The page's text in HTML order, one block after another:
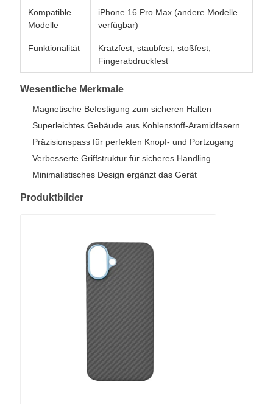
Kompatible
Modelle
iPhone 16 Pro Max (andere Modelle
verfügbar)
Funktionalität
Kratzfest, staubfest, stoßfest,
Fingerabdruckfest
Wesentliche Merkmale
Magnetische Befestigung zum sicheren Halten
Superleichtes Gebäude aus Kohlenstoff-Aramidfasern
Präzisionspass für perfekten Knopf- und Portzugang
Verbesserte Griffstruktur für sicheres Handling
Minimalistisches Design ergänzt das Gerät
Produktbilder